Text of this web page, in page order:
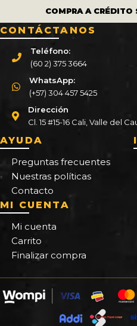
COMPRA A
CONTÁCTANOS
Teléfono:
(60 2) 375 3664
WhatsApp:
(+57) 304 457 5425
Dirección
Cl. 15 #15-16 Cali, Valle del
AYUDA
Preguntas frecuentes
Nuestras políticas
Contacto
MI CUENTA
Mi cuenta
Carrito
Finalizar compra